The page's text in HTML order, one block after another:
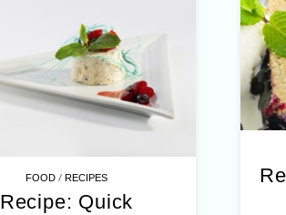
FOOD /RECIPES
Recipe: Quick